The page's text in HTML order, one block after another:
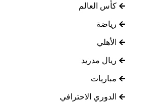
كأس العالم
رياضة
الأهلي
ريال مدريد
مباريات
الدوري الاحترافي